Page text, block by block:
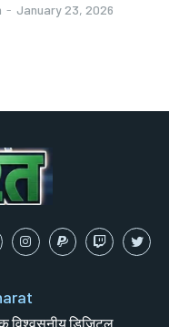
- January 23, 2026
विश्वसनीय डिजिटल